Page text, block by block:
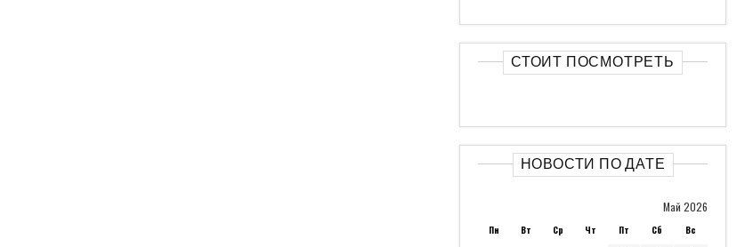
СТОИТ ПОСМОТРЕТЬ
НОВОСТИ ПО ДАТЕ
Май 2026
Пн Вт Ср Чт Пт Сб Вс